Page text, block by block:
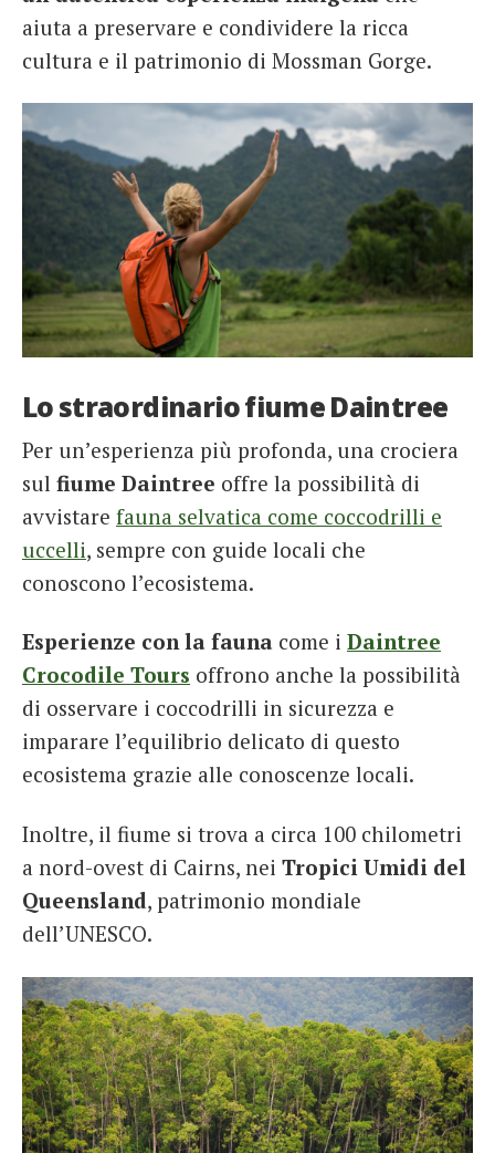
aiuta a preservare e condividere la ricca
cultura e il patrimonio di Mossman Gorge.
Lo straordinario fiume Daintree
Per un’esperienza più profonda, una crociera
sul fiume Daintree offre la possibilità di
avvistare fauna selvatica come coccodrilli e
uccelli, sempre con guide locali che
conoscono l’ecosistema.
Esperienze con la fauna come i Daintree
Crocodile Tours offrono anche la possibilità
di osservare i coccodrilli in sicurezza e
imparare l’equilibrio delicato di questo
ecosistema grazie alle conoscenze locali.
Inoltre, il fiume si trova a circa 100 chilometri
a nord-ovest di Cairns, nei Tropici Umidi del
Queensland, patrimonio mondiale
dell’UNESCO.